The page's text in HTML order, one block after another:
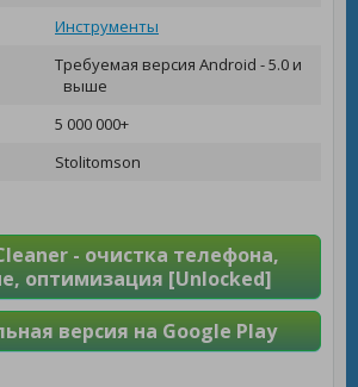
Инструменты
Требуемая версия Android - 5.0 и
выше
5 000 000+
Stolitomson
- очистка телефона,
оптимизация [Unlocked]
версия на Google Play